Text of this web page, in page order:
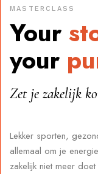
MASTERCLASS
Your
your
Zet je zakelijk
Lekker sporten,
allemaal om je
zakelijk niet meer